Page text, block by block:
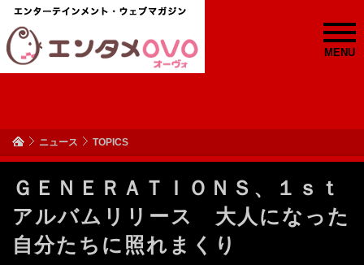
MENU
ニュース TOPICS
ＧＥＮＥＲＡＴＩＯＮＳ、１ｓｔ
アルバムリリース 大人になった
自分たちに照れまくり